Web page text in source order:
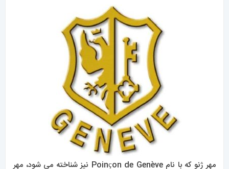
مهر ژنو که با نام Poinçon de Genève نیز شناخته می شود، مهر